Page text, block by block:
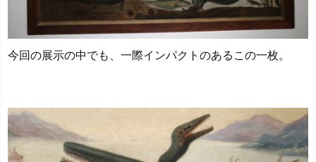
今回の展示の中でも、一際インパクトのあるこの一枚。